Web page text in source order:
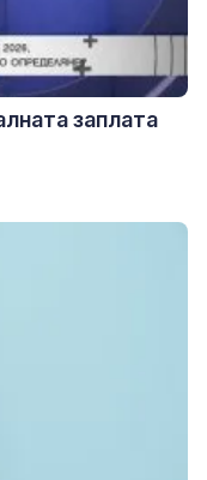
заплата